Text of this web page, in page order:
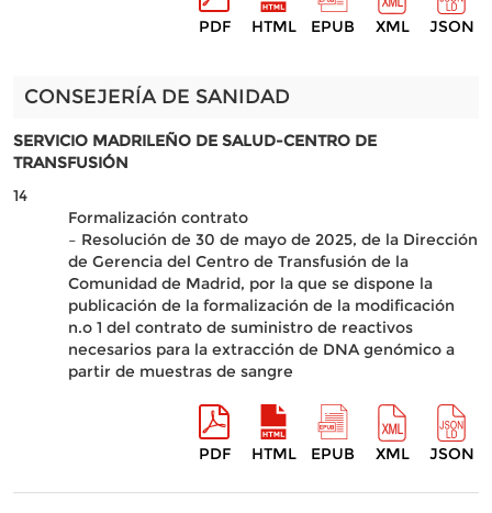
PDF HTML EPUB XML JSON
CONSEJERÍA DE SANIDAD
SERVICIO MADRILEÑO DE SALUD-CENTRO DE
TRANSFUSIÓN
14
Formalización contrato
– Resolución de 30 de mayo de 2025, de la Dirección
de Gerencia del Centro de Transfusión de la
Comunidad de Madrid, por la que se dispone la
publicación de la formalización de la modificación
n.o 1 del contrato de suministro de reactivos
necesarios para la extracción de DNA genómico a
partir de muestras de sangre
PDF HTML EPUB XML JSON